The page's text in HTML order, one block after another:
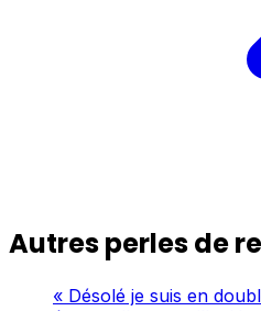
Autres perles de
« Désolé je suis en